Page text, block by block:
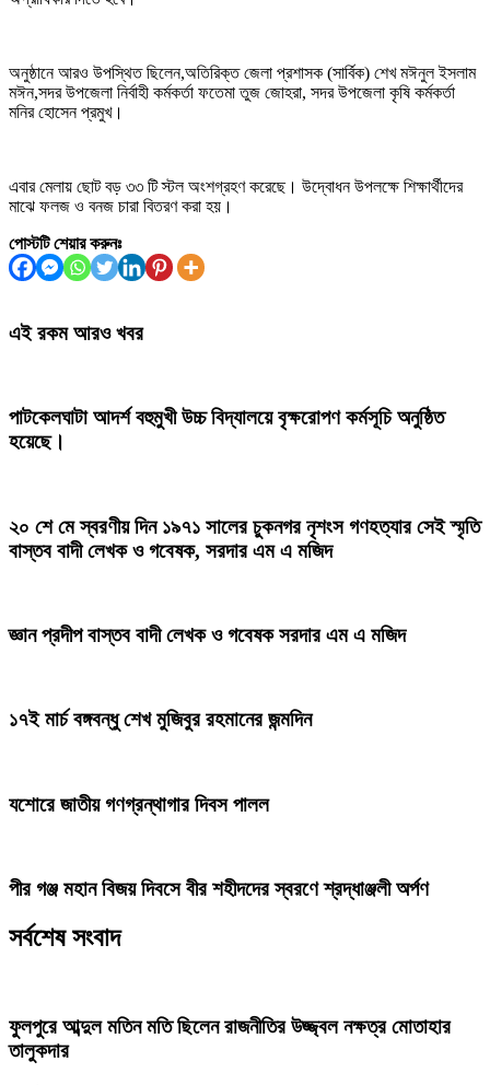
অনুষ্ঠানে আরও উপস্থিত ছিলেন,অতিরিক্ত জেলা প্রশাসক (সার্বিক) শেখ মঈনুল ইসলাম
মঈন,সদর উপজেলা নির্বাহী কর্মকর্তা ফতেমা তুজ জোহরা, সদর উপজেলা কৃষি কর্মকর্তা
মনির হোসেন প্রমুখ।
এবার মেলায় ছোট বড় ৩৩ টি স্টল অংশগ্রহণ করেছে। উদ্বোধন উপলক্ষে শিক্ষার্থীদের
মাঝে ফলজ ও বনজ চারা বিতরণ করা হয়।
পোস্টটি শেয়ার করুনঃ
এই রকম আরও খবর
পাটকেলঘাটা আদর্শ বহুমুখী উচ্চ বিদ্যালয়ে বৃক্ষরোপণ কর্মসূচি অনুষ্ঠিত
হয়েছে।
২০ শে মে স্বরণীয় দিন ১৯৭১ সালের চুকনগর নৃশংস গণহত্যার সেই স্মৃতি
বাস্তব বাদী লেখক ও গবেষক, সরদার এম এ মজিদ
জ্ঞান প্রদীপ ​বাস্তব বাদী লেখক ও গবেষক সরদার এম এ মজিদ
১৭ই মার্চ বঙ্গবন্ধু শেখ মুজিবুর রহমানের জন্মদিন
যশোরে জাতীয় গণগ্রন্থাগার দিবস পালল
পীর গঞ্জ মহান বিজয় দিবসে বীর শহীদদের স্বরণে শ্রদ্ধাঞ্জলী অর্পণ
সর্বশেষ সংবাদ
ফুলপুরে আব্দুল মতিন মতি ছিলেন রাজনীতির উজ্জ্বল নক্ষত্র মোতাহার
তালুকদার